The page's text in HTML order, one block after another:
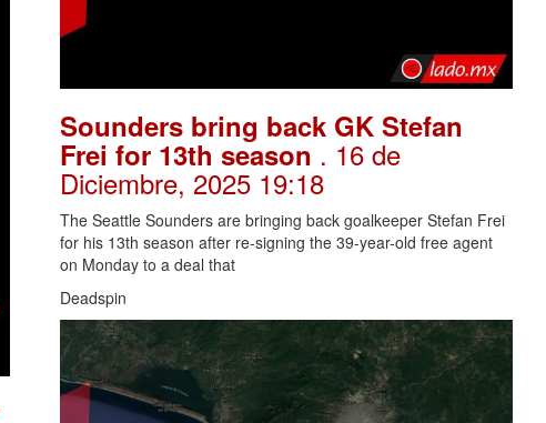
Sounders bring back GK Stefan
Frei for 13th season . 16 de
Diciembre, 2025 19:18
The Seattle Sounders are bringing back goalkeeper Stefan Frei
for his 13th season after re-signing the 39-year-old free agent
on Monday to a deal that
Deadspin